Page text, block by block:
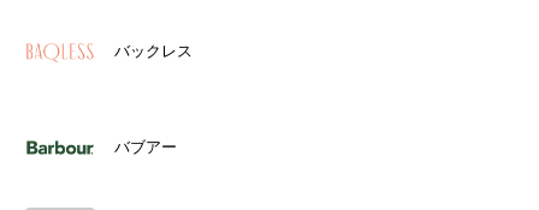
バックレス
バブアー